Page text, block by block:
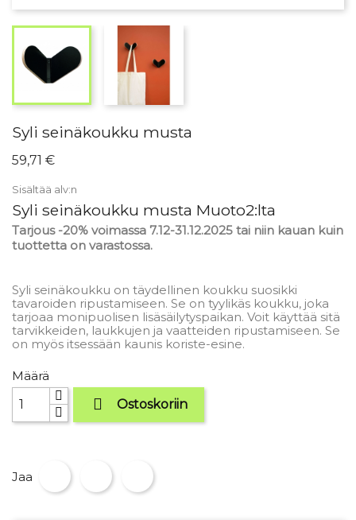
Syli seinäkoukku musta
59,71 €
Sisältää alv:n
Syli seinäkoukku musta Muoto2:lta
Tarjous -20% voimassa 7.12-31.12.2025 tai niin kauan kuin
tuottetta on varastossa.
Syli seinäkoukku on täydellinen koukku suosikki
tavaroiden ripustamiseen. Se on tyylikäs koukku, joka
tarjoaa monipuolisen lisäsäilytyspaikan. Voit käyttää sitä
tarvikkeiden, laukkujen ja vaatteiden ripustamiseen. Se
on myös itsessään kaunis koriste-esine.
Määrä
 Ostoskoriin
Jaa